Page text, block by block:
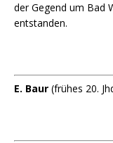
der Gegend um Bad
entstanden.
E. Baur (frühes 20.